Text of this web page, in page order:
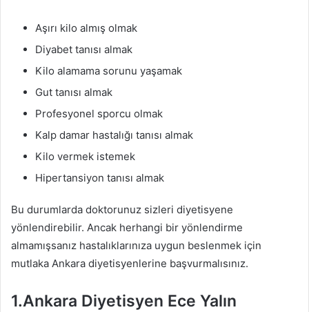
Aşırı kilo almış olmak
Diyabet tanısı almak
Kilo alamama sorunu yaşamak
Gut tanısı almak
Profesyonel sporcu olmak
Kalp damar hastalığı tanısı almak
Kilo vermek istemek
Hipertansiyon tanısı almak
Bu durumlarda doktorunuz sizleri diyetisyene
yönlendirebilir. Ancak herhangi bir yönlendirme
almamışsanız hastalıklarınıza uygun beslenmek için
mutlaka Ankara diyetisyenlerine başvurmalısınız.
1.Ankara Diyetisyen Ece Yalın